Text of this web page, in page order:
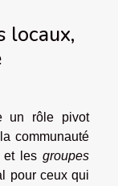
locaux,
un rôle pivot
communauté
lesgroupes
pour ceux qui